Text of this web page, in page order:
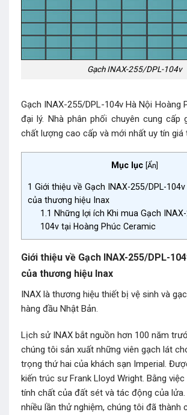
Gạch INAX-255/DPL-104v
Gạch INAX-255/DPL-104v Hà Nội Hoàng
đại lý. Nhà phân phối chuyên cung cấp
chất lượng cao cấp và mới nhất uy tín giá
Mục lục Ẩn
1 Giới thiệu về Gạch INAX-255/DPL-
của thương hiệu Inax
1.1 Những lợi ích Khi mua Gạch
104v tại Hoàng Phúc Ceramic
Giới thiệu về Gạch INAX-255/DPL-
của thương hiệu Inax
INAX là thương hiệu thiết bị vệ sinh và
hàng đầu Nhật Bản.
Lịch sử INAX bắt nguồn hơn 100 năm
chúng tôi sản xuất những viên gạch lát
trọng thứ hai của khách sạn Imperial.
kiến trúc sư Frank Lloyd Wright. Bằng
tính chất của đất sét và tác động của lửa.
nhiều lần thử nghiệm, chúng tôi đã thành